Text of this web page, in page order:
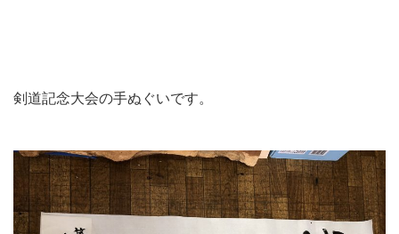
剣道記念大会の手ぬぐいです。